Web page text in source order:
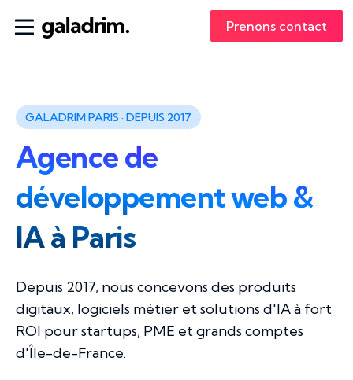
Prenons contact
GALADRIM PARIS · DEPUIS 2017
Agence de
développement web &
IA à Paris
Depuis 2017, nous concevons des produits
digitaux, logiciels métier et solutions d'IA à fort
ROI pour startups, PME et grands comptes
d'Île-de-France.